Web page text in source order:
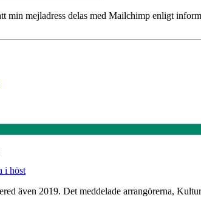
min mejladress delas med Mailchimp enligt
i höst
även 2019. Det meddelade arrangörerna,